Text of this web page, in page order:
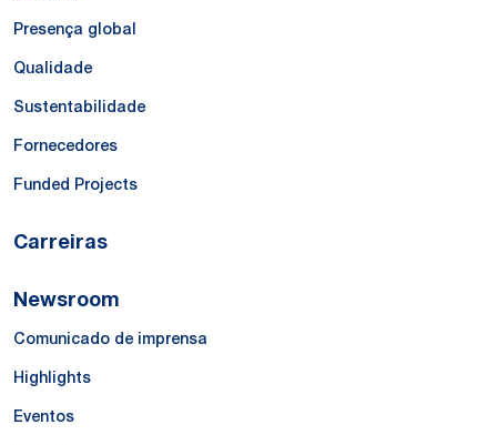
Presença global
Qualidade
Sustentabilidade
Fornecedores
Funded Projects
Carreiras
Newsroom
Comunicado de imprensa
Highlights
Eventos